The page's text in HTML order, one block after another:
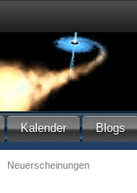
Kalender Blogs
Neuerscheinungen